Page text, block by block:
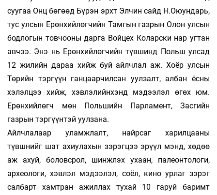
суугаа Онц бөгөөд Бүрэн эрхт Элчин сайд Н.Оюундарь,
тус улсын Ерөнхийлөгчийн Тамгын газрын Олон улсын
бодлогын товчооны дарга Войцех Коларски нар угтан
авчээ. Энэ нь Ерөнхийлөгчийн түвшинд Польш улсад
12 жилийн дараа хийж буй айлчлал аж. Хоёр улсын
Төрийн тэргүүн ганцаар­чилсан уулзалт, албан ёсны
хэлэлцээ хийж, хэвлэлийнхэнд мэдээлэл өгөх юм.
Ерөнхийлөгч мөн Польшийн Пар­ламент, Засгийн
газрын тэргүүнтэй уулзана.
Айлчлалаар уламжлалт, найрсаг харилцааны
түвшнийг шат ахиулахын зэрэгцээ эрүүл мэнд, хөдөө
аж ахуй, боловс­рол, шинжлэх ухаан, палеон­тологи,
археологи, хэв­лэл мэдээлэл, соёл, кино урлаг зэрэг
салбарт хамтран ажил­лах тухай 10 гаруй баримт